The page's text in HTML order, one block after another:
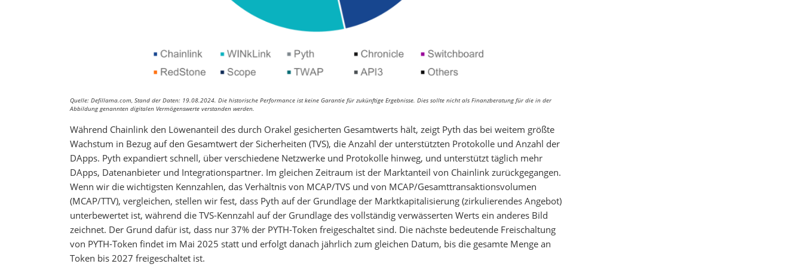
Quelle: Defillama.com, Stand der Daten: 19.08.2024. Die historische Performance ist keine Garantie für zukünftige Ergebnisse. Dies sollte nicht als Finanzberatung für die in der
Abbildung genannten digitalen Vermögenswerte verstanden werden.
Während Chainlink den Löwenanteil des durch Orakel gesicherten Gesamtwerts hält, zeigt Pyth das bei weitem größte
Wachstum in Bezug auf den Gesamtwert der Sicherheiten (TVS), die Anzahl der unterstützten Protokolle und Anzahl der
DApps. Pyth expandiert schnell, über verschiedene Netzwerke und Protokolle hinweg, und unterstützt täglich mehr
DApps, Datenanbieter und Integrationspartner. Im gleichen Zeitraum ist der Marktanteil von Chainlink zurückgegangen.
Wenn wir die wichtigsten Kennzahlen, das Verhältnis von MCAP/TVS und von MCAP/Gesamttransaktionsvolumen
(MCAP/TTV), vergleichen, stellen wir fest, dass Pyth auf der Grundlage der Marktkapitalisierung (zirkulierendes Angebot)
unterbewertet ist, während die TVS-Kennzahl auf der Grundlage des vollständig verwässerten Werts ein anderes Bild
zeichnet. Der Grund dafür ist, dass nur 37% der PYTH-Token freigeschaltet sind. Die nächste bedeutende Freischaltung
von PYTH-Token findet im Mai 2025 statt und erfolgt danach jährlich zum gleichen Datum, bis die gesamte Menge an
Token bis 2027 freigeschaltet ist.